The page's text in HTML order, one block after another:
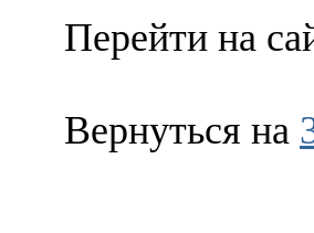
Перейти на
Вернуться на